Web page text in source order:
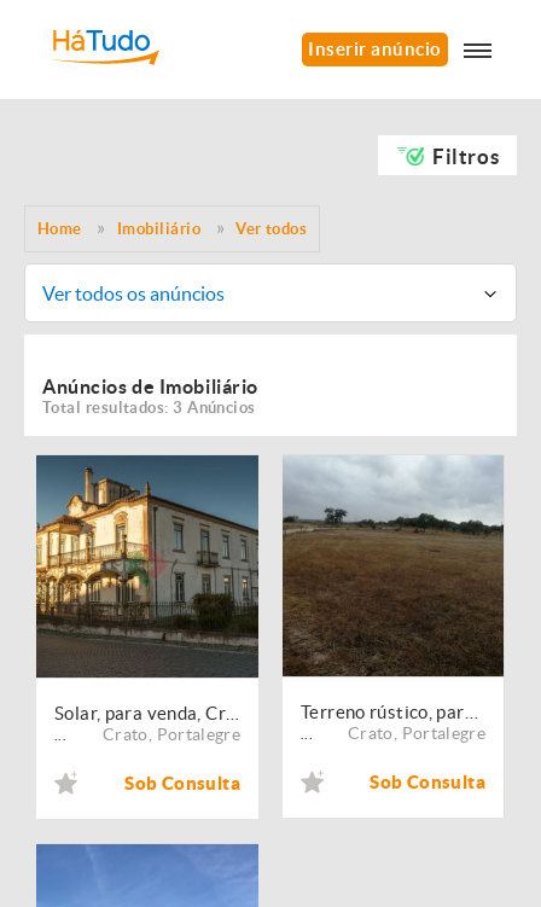
Inserir anúncio
Filtros
Home Imobiliário Ver todos
Ver todos os anúncios
Anúncios de Imobiliário
Total resultados: 3 Anúncios
Solar, para venda, Crato - Gafete
Crato Portalegre
Sob Consulta
Crato Portalegre
Sob Consulta